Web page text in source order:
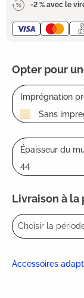
-2 % avec le
Opter pour
Imprégnation
Sans
Épaisseur du
44
Livraison à
Choisir la
Accessoires